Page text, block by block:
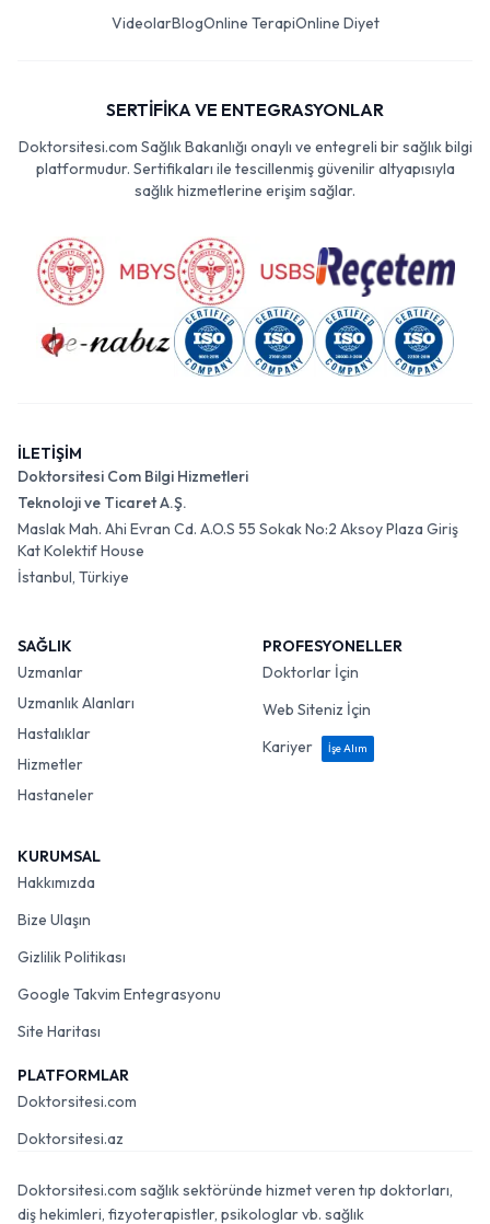
VideolarBlogOnline TerapiOnline Diyet
SERTİFİKA VE ENTEGRASYONLAR
Doktorsitesi.com Sağlık Bakanlığı onaylı ve entegreli bir sağlık bilgi
platformudur. Sertifikaları ile tescillenmiş güvenilir altyapısıyla
sağlık hizmetlerine erişim sağlar.
İLETİŞİM
Doktorsitesi Com Bilgi Hizmetleri
Teknoloji ve Ticaret A.Ş.
Maslak Mah. Ahi Evran Cd. A.O.S 55 Sokak No:2 Aksoy Plaza Giriş
Kat Kolektif House
İstanbul, Türkiye
SAĞLIK
Uzmanlar
Uzmanlık Alanları
Hastalıklar
Hizmetler
Hastaneler
PROFESYONELLER
Doktorlar İçin
Web Siteniz İçin
Kariyer
İşe Alım
KURUMSAL
Hakkımızda
Bize Ulaşın
Gizlilik Politikası
Google Takvim Entegrasyonu
Site Haritası
PLATFORMLAR
Doktorsitesi.com
Doktorsitesi.az
Doktorsitesi.com sağlık sektöründe hizmet veren tıp doktorları,
diş hekimleri, fizyoterapistler, psikologlar vb. sağlık